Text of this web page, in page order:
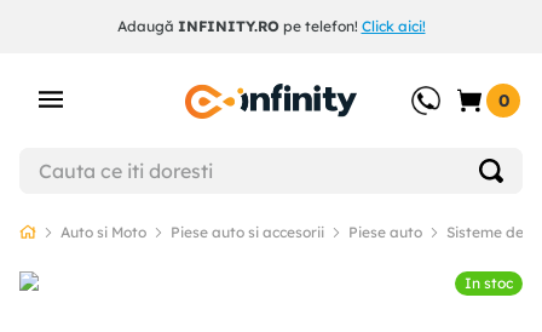
Adaugă INFINITY.ROpe telefon! Click aici!
0
Auto si Moto Piese auto si accesorii Piese auto Sisteme de
In stoc